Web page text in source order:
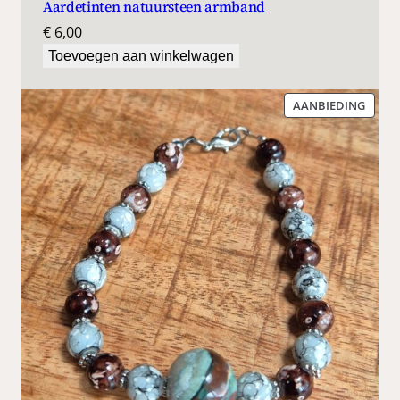
Aardetinten natuursteen armband
€ 6,00
Toevoegen aan winkelwagen
AANBIEDING
IN
DE